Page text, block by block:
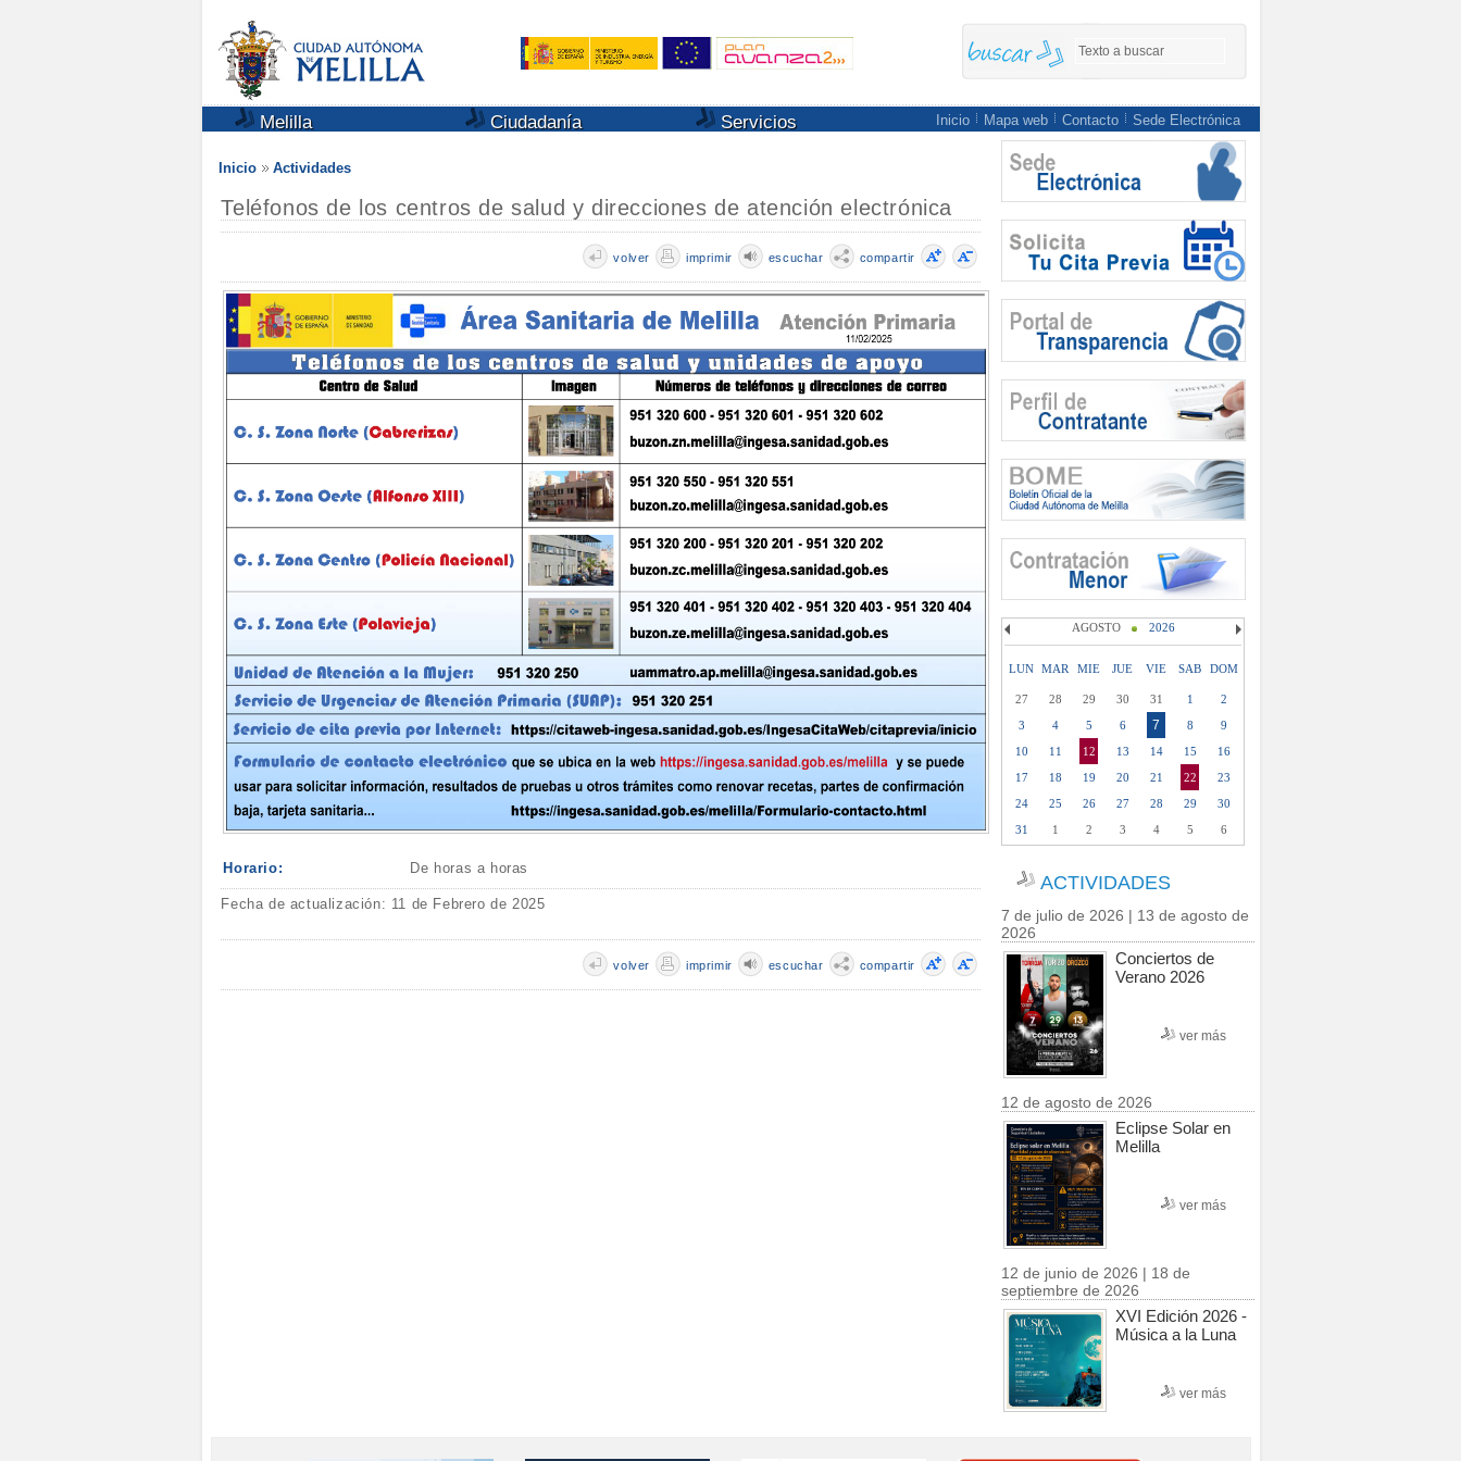
Melilla Ciudadanía Servicios Inicio Mapa web Contacto Sede Electrónica
Inicio Actividades
Teléfonos de los centros de salud y direcciones de atención electrónica
compartir
escuchar
imprimir
volver
Horario: De horas a horas
Fecha de actualización: 11 de Febrero de 2025
compartir
escuchar
imprimir
volver
AGOSTO 2026
LUN MAR MIE JUE VIE SAB DOM
27 28 29 30 31 1
2
3
4 5 6 7 8
9
10
11 12 13 14 15
16
17
18 19 20 21 22
23
24
25 26 27 28 29
30
31
1 2 3 4 5 6
ACTIVIDADES
7 de julio de 2026 | 13 de agosto de
2026
Conciertos de
Verano 2026
ver más
12 de agosto de 2026
Eclipse Solar en
Melilla
ver más
12 de junio de 2026 | 18 de
septiembre de 2026
XVI Edición 2026 -
Música a la Luna
ver más